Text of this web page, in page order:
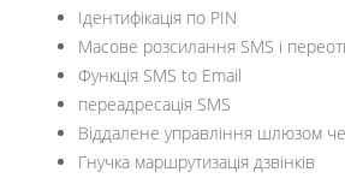
Ідентифікація по PIN
Масове розсилання SMS і
Функція SMS to Email
переадресація SMS
Віддалене управління шлюзом
Гнучка маршрутизація дзвінків